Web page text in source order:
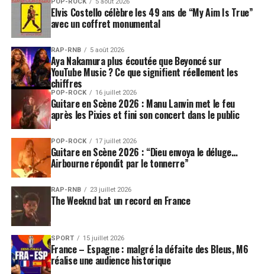
Elvis Costello célèbre les 49 ans de “My Aim Is True”
avec un coffret monumental
RAP-RNB 5 août 2026
Aya Nakamura plus écoutée que Beyoncé sur
YouTube Music ? Ce que signifient réellement les
chiffres
POP-ROCK 16 juillet 2026
Guitare en Scène 2026 : Manu Lanvin met le feu
après les Pixies et fini son concert dans le public
POP-ROCK 17 juillet 2026
Guitare en Scène 2026 : “Dieu envoya le déluge…
Airbourne répondit par le tonnerre”
RAP-RNB 23 juillet 2026
The Weeknd bat un record en France
SPORT 15 juillet 2026
France – Espagne : malgré la défaite des Bleus, M6
réalise une audience historique